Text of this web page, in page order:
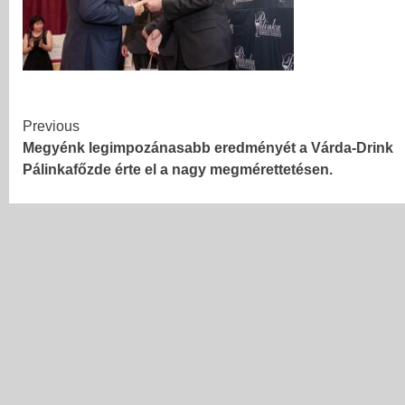
Continue
Reading
Previous
Megyénk legimpozánasabb eredményét a Várda-Drink
Pálinkafőzde érte el a nagy megmérettetésen.